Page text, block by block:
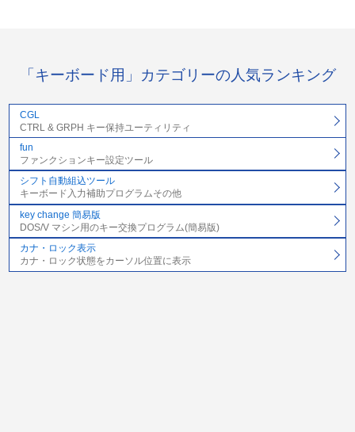
「キーボード用」カテゴリーの人気ランキング
CGL
CTRL & GRPH キー保持ユーティリティ
fun
ファンクションキー設定ツール
シフト自動組込ツール
キーボード入力補助プログラムその他
key change 簡易版
DOS/V マシン用のキー交換プログラム(簡易版)
カナ・ロック表示
カナ・ロック状態をカーソル位置に表示